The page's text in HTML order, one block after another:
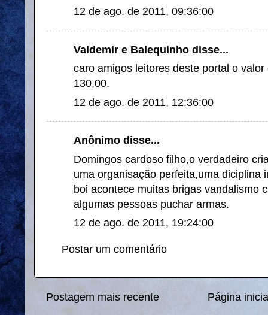
12 de ago. de 2011, 09:36:00
Valdemir e Balequinho disse...
caro amigos leitores deste portal o
130,00.
12 de ago. de 2011, 12:36:00
Anônimo disse...
Domingos cardoso filho,o verdadeiro
uma organisação perfeita,uma diciplina
boi acontece muitas brigas vandalismo
algumas pessoas puchar armas.
12 de ago. de 2011, 19:24:00
Postar um comentário
Postagem mais recente Página